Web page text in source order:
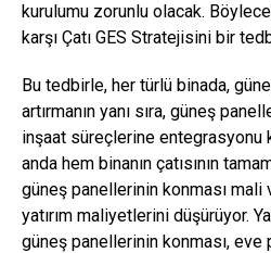
kurulumu zorunlu olacak.
karşı Çatı GES Stratejisini bir
Bu tedbirle, her türlü binada,
artırmanın yanı sıra, güneş
inşaat süreçlerine entegrasyonu
anda hem binanın çatısının
güneş panellerinin konması mali
yatırım maliyetlerini düşürüyor.
güneş panellerinin konması,